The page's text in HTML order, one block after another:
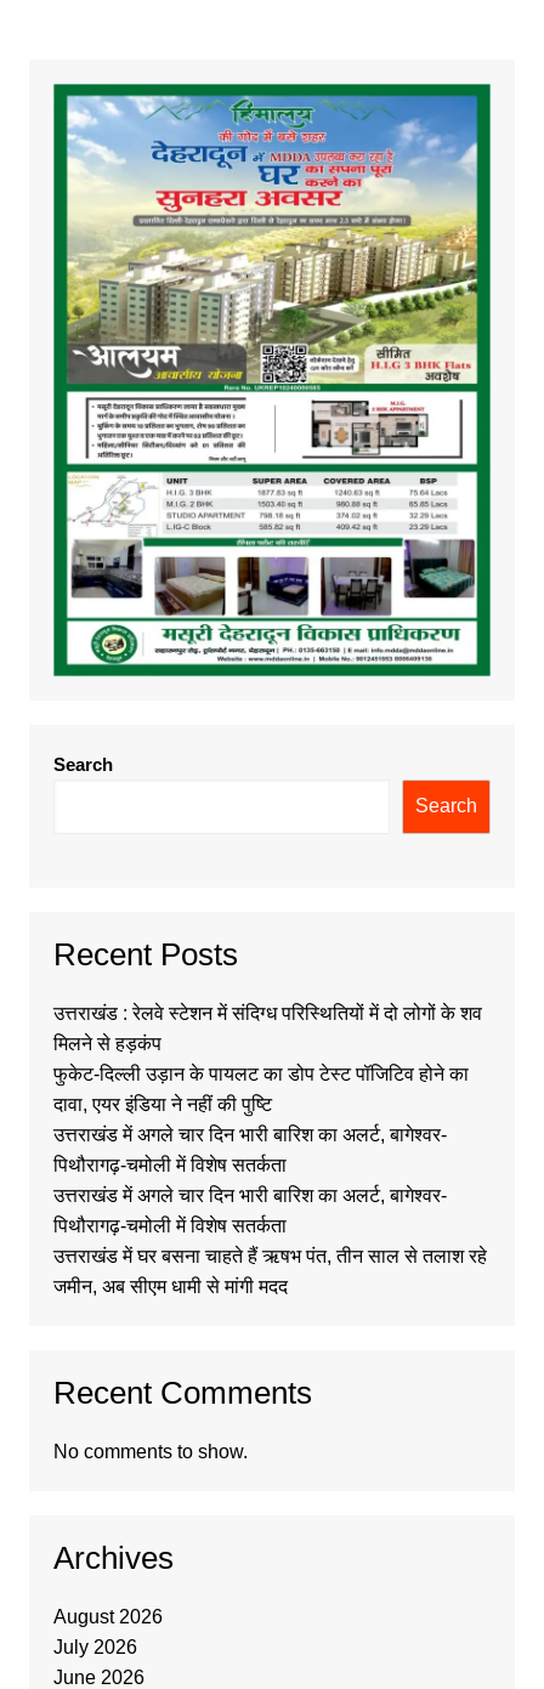
Search
Search
Recent Posts
उत्तराखंड : रेलवे स्टेशन में संदिग्ध परिस्थितियों में दो लोगों के शव
मिलने से हड़कंप
फुकेट-दिल्ली उड़ान के पायलट का डोप टेस्ट पॉजिटिव होने का
दावा, एयर इंडिया ने नहीं की पुष्टि
उत्तराखंड में अगले चार दिन भारी बारिश का अलर्ट, बागेश्वर-
पिथौरागढ़-चमोली में विशेष सतर्कता
उत्तराखंड में अगले चार दिन भारी बारिश का अलर्ट, बागेश्वर-
पिथौरागढ़-चमोली में विशेष सतर्कता
उत्तराखंड में घर बसना चाहते हैं ऋषभ पंत, तीन साल से तलाश रहे
जमीन, अब सीएम धामी से मांगी मदद
Recent Comments
No comments to show.
Archives
August 2026
July 2026
June 2026